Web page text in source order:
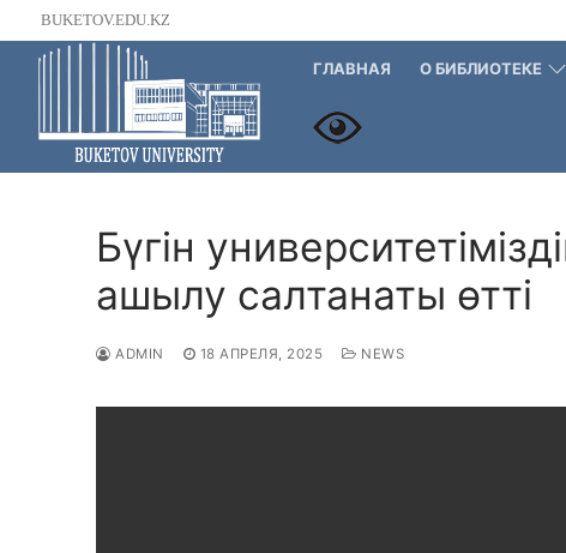
Перейти
к
содержимому
BUKETOV.EDU.KZ
ГЛАВНАЯ О БИБЛИОТЕКЕ
Бүгін
ашылу салтанаты өтті
ADMIN 18 АПРЕЛЯ, 2025 NEWS